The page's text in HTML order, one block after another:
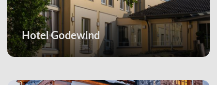
Hotel Godewind